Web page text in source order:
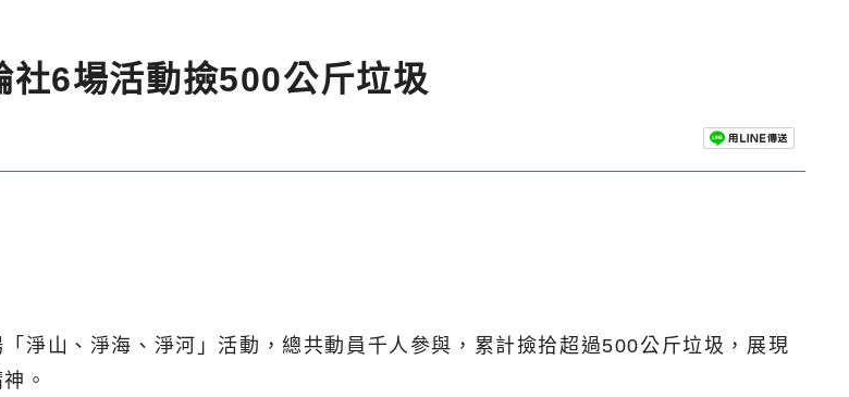
6場活動撿500公斤垃圾
淨山、淨海、淨河」活動，總共動員千人參與，累計撿拾超過500公斤垃圾，展現
。